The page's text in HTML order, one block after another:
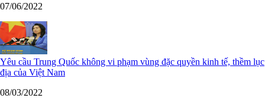
07/06/2022
Yêu cầu Trung Quốc không vi phạm vùng đặc quyền kinh tế, thềm lục
địa của Việt Nam
08/03/2022